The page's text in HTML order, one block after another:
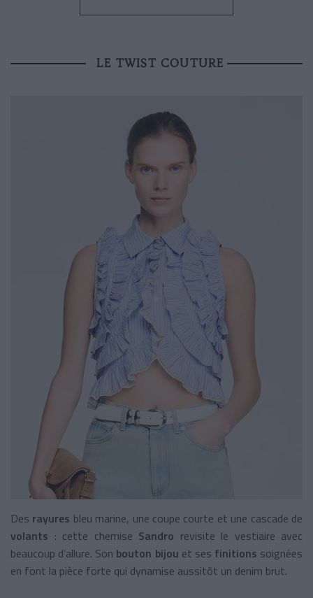
LE TWIST COUTURE
Des rayures bleu marine, une coupe courte et une cascade de
volants : cette chemise Sandro revisite le vestiaire avec
beaucoup d’allure. Son bouton bijou et ses finitions soignées
en font la pièce forte qui dynamise aussitôt un denim brut.